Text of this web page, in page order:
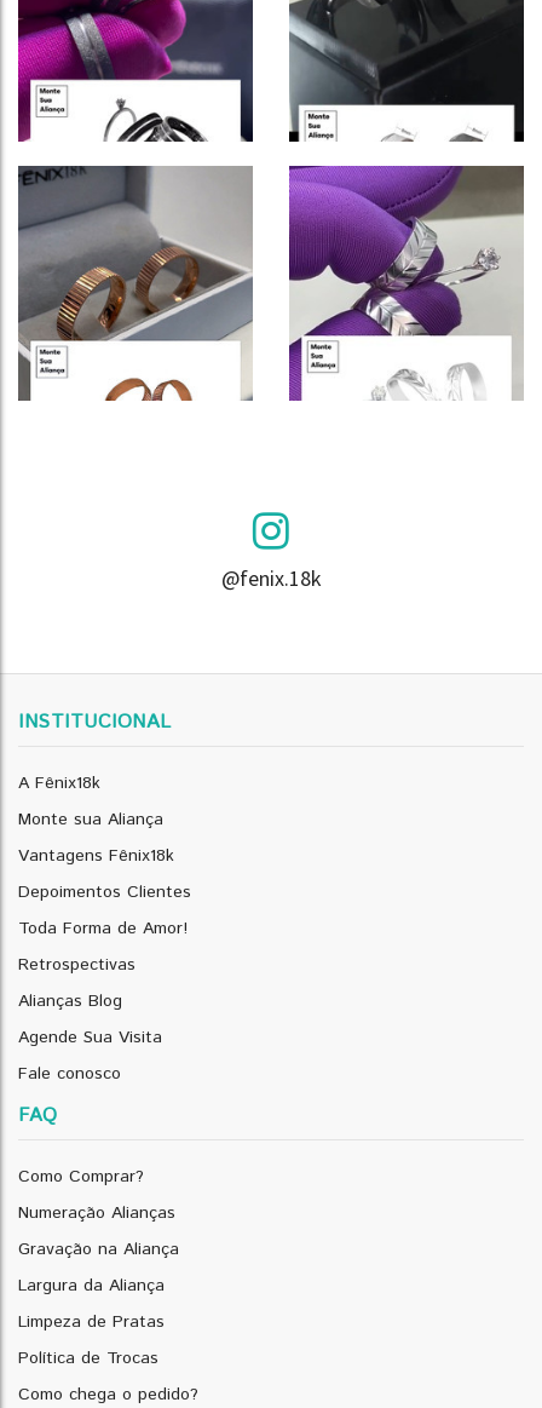
@fenix.18k
INSTITUCIONAL
A Fênix18k
Monte sua Aliança
Vantagens Fênix18k
Depoimentos Clientes
Toda Forma de Amor!
Retrospectivas
Alianças Blog
Agende Sua Visita
Fale conosco
FAQ
Como Comprar?
Numeração Alianças
Gravação na Aliança
Largura da Aliança
Limpeza de Pratas
Política de Trocas
Como chega o pedido?